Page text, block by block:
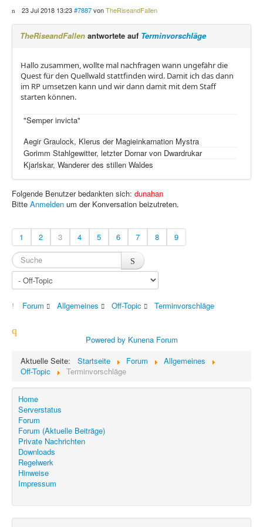
23 Jul 2018 13:23#7887vonTheRiseandFallen
TheRiseandFallen antwortete auf Terminvorschläge
Hallo zusammen, wollte mal nachfragen wann ungefähr die
Quest für den Quellwald stattfinden wird. Damit ich das dann
im RP umsetzen kann und wir dann damit mit dem Staff
starten können.
"Semper invicta"
Aegir Graulock, Klerus der Magieinkarnation Mystra
Gorimm Stahlgewitter, letzter Dornar von Dwardrukar
Kjarlskar, Wanderer des stillen Waldes
Folgende Benutzer bedankten sich: dunahan
Bitte Anmelden um der Konversation beizutreten.
1 2 3 4 5 6 7 8 9
Forum Allgemeines Off-Topic Terminvorschläge
Powered by Kunena Forum
Aktuelle Seite:
Startseite Forum
Allgemeines
Off-Topic
Terminvorschläge
Home
Serverstatus
Forum
Forum (Aktuelle Beiträge)
Private Nachrichten
Downloads
Regelwerk
Hinweise
Impressum